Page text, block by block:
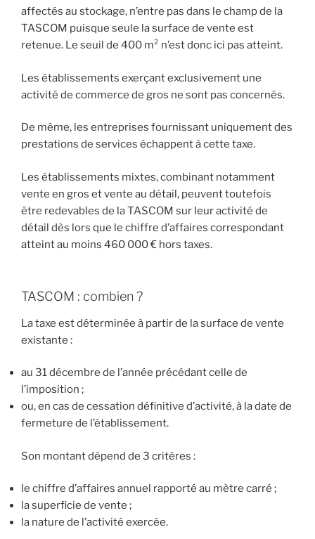
affectés au stockage, n’entre pas dans le champ de la
TASCOM puisque seule la surface de vente est
retenue. Le seuil de 400 m² n’est donc ici pas atteint.
Les établissements exerçant exclusivement une
activité de commerce de gros ne sont pas concernés.
De même, les entreprises fournissant uniquement des
prestations de services échappent à cette taxe.
Les établissements mixtes, combinant notamment
vente en gros et vente au détail, peuvent toutefois
être redevables de la TASCOM sur leur activité de
détail dès lors que le chiffre d’affaires correspondant
atteint au moins 460 000 € hors taxes.
TASCOM : combien ?
La taxe est déterminée à partir de la surface de vente
existante :
au 31 décembre de l’année précédant celle de
l’imposition ;
ou, en cas de cessation définitive d’activité, à la date de
fermeture de l’établissement.
Son montant dépend de 3 critères :
le chiffre d’affaires annuel rapporté au mètre carré ;
la superficie de vente ;
la nature de l’activité exercée.